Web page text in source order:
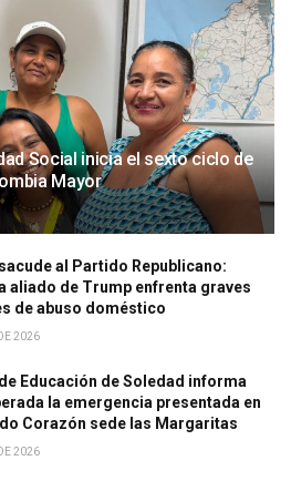
Social inicia el sexto ciclo de
Mayor
al Partido Republicano:
aliado de Trump enfrenta graves
de abuso doméstico
2026
Educación de Soledad informa
la emergencia presentada en
Corazón sede las Margaritas
2026